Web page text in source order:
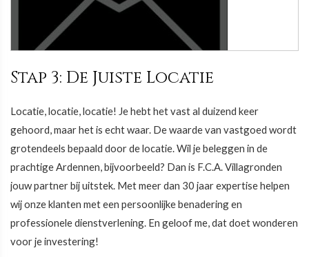
Stap 3: De Juiste Locatie
Locatie, locatie, locatie! Je hebt het vast al duizend keer
gehoord, maar het is echt waar. De waarde van vastgoed wordt
grotendeels bepaald door de locatie. Wil je beleggen in de
prachtige Ardennen, bijvoorbeeld? Dan is F.C.A. Villagronden
jouw partner bij uitstek. Met meer dan 30 jaar expertise helpen
wij onze klanten met een persoonlijke benadering en
professionele dienstverlening. En geloof me, dat doet wonderen
voor je investering!